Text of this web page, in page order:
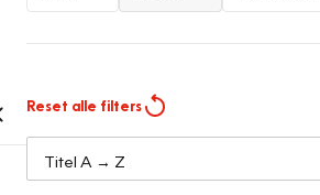
Reset alle filters